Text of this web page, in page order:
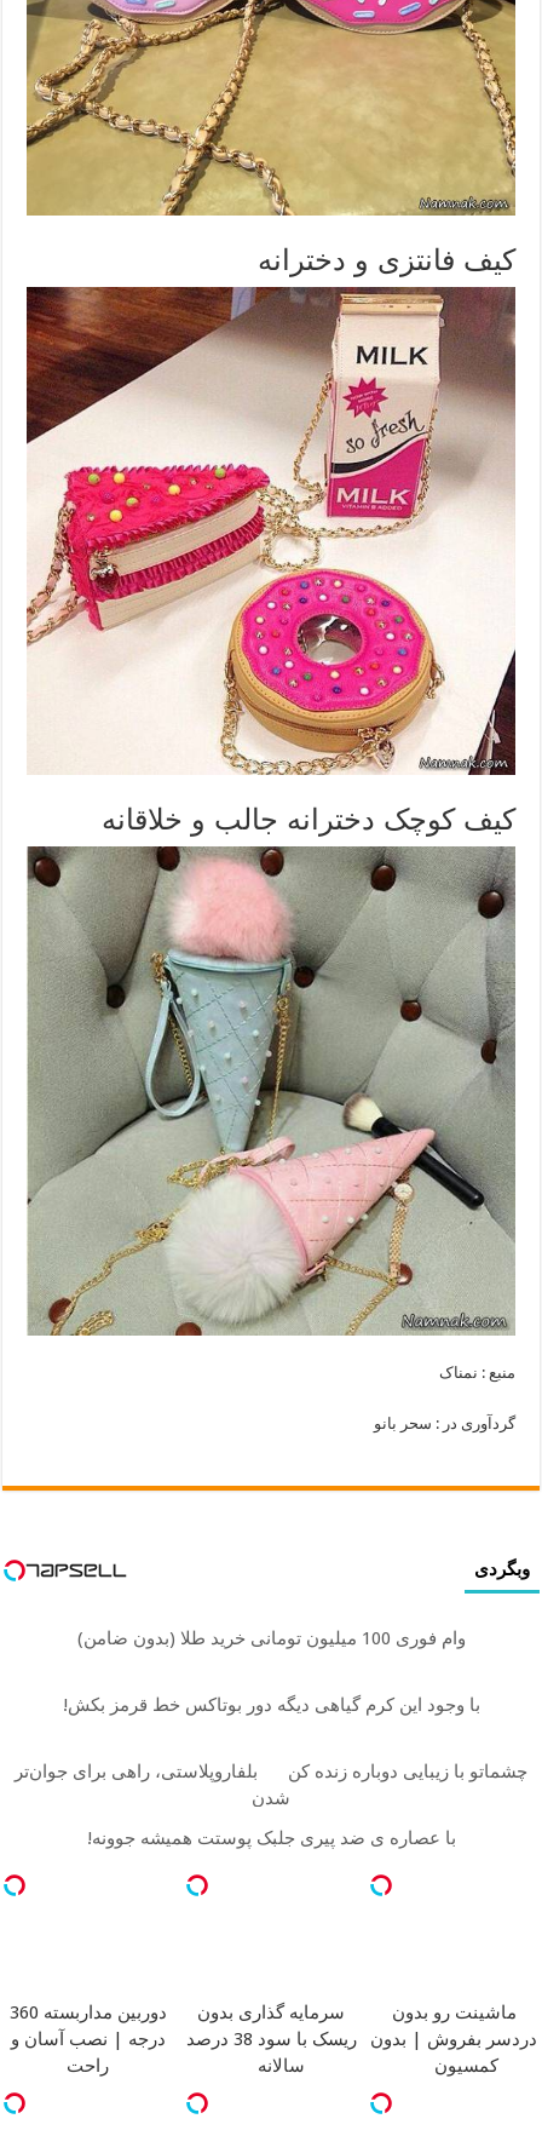
کیف فانتزی و دخترانه
کیف کوچک دخترانه جالب و خلاقانه
منبع : نمناک
گردآوری در : سحر بانو
وبگردی
وام فوری 100 میلیون تومانی خرید طلا (بدون ضامن)
با وجود این کرم گیاهی دیگه دور بوتاکس خط قرمز بکش!
چشماتو با زیبایی دوباره زنده کن
بلفاروپلاستی، راهی برای جوان‌تر
شدن
با عصاره ی ضد پیری جلبک پوستت همیشه جوونه!
ماشینت رو بدون
دردسر بفروش | بدون
کمسیون
سرمایه گذاری بدون
ریسک با سود 38 درصد
سالانه
دوربین مداربسته 360
درجه | نصب آسان و
راحت